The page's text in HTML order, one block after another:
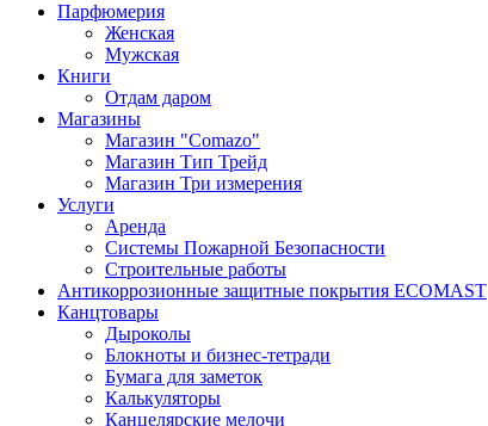
Парфюмерия
Женская
Мужская
Книги
Отдам даром
Магазины
Магазин "Comazo"
Магазин Тип Трейд
Магазин Три измерения
Услуги
Аренда
Системы Пожарной Безопасности
Строительные работы
Антикоррозионные защитные покрытия ECOMAST
Канцтовары
Дыроколы
Блокноты и бизнес-тетради
Бумага для заметок
Калькуляторы
Канцелярские мелочи